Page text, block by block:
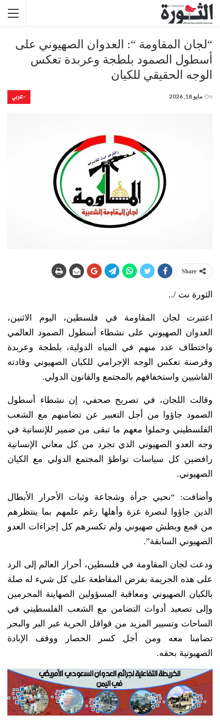
“لجان المقاومة “: العدوان الصهيوني على
أسطول الصمود بلطجة وعربدة تعكس
الوجه الحقيقي للكيان
-عربي On مايو 18, 2026
Share
الثورة نت /..
اعتبرت لجان المقاومة في فلسطين، اليوم الاثنين،
العدوان الصهيوني على نشطاء أسطول الصمود العالمي
واختطاف عدد منهم في المياه الدولية، بلطجة وعربدة
وقرصنة تعكس الوجه الإجرامي للكيان الصهيوني وقادته
الفاشيين واستخفافهم بالمجتمع والقانون الدولي.
وقالت اللجان، في تصريح صحفي، إن نشطاء أسطول
الصمود جاؤوا من أجل التعبير عن تضامنهم مع الشعب
الفلسطيني وحملوا معهم ما تبقى من ضمير للإنسانية في
وجه العدو الصهيوني الذي تجرد من كل معاني الإنسانية
رافضين كل سياسات تواطؤ المجتمع الدولي مع الكيان
الصهيوني.
وأضافت: “نحيي جرأة وشجاعة وثبات الأحرار الأبطال
الذين جاؤوا لنصرة غزة وأهلها رغم علمهم بما ينتظرهم
من قمع وبطش صهيوني ولم تكسرهم كل إجراءات العدو
الصهيوني السابقة”.
ودعت لجان المقاومة في فلسطين، أحرار العالم إلى الرد
على هذه الجريمة بفرض المقاطعة على كل شيء له صلة
بالكيان الصهيوني ومعاقبة المسؤولين الصهاينة المجرمين
وإلى تصعيد أدوات التضامن مع الشعب الفلسطيني في
الساحات وتسيير المزيد من قواقل الحرية عبر البر والبحر
تضامنا معه ومن أجل كسر الحصار ووقف الإبادة
الصهيونية بحقه.